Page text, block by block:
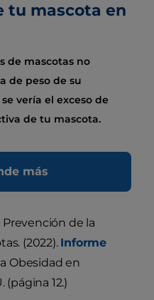
tu mascota en
de mascotas no
de peso de su
vería el exceso de
de tu mascota.
más
Prevención de la
(2022). Informe
Obesidad en
(página 12.)